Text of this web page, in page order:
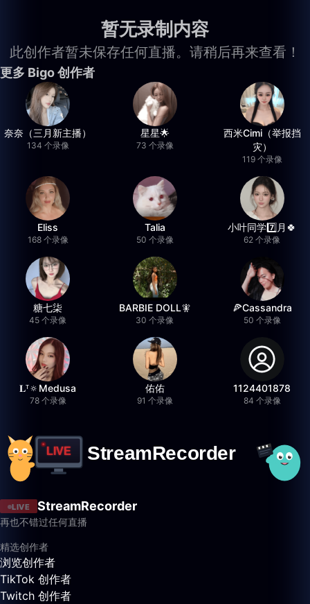
暂无录制内容
此创作者暂未保存任何直播。请稍后再来查看！
更多 Bigo 创作者
奈奈（三月新主播）
134 个录像
星星🌟
73 个录像
西米Cimi（举报挡
灾）
119 个录像
Eliss
168 个录像
Talia
50 个录像
小叶同学7️⃣月🍀
62 个录像
糖七柒
45 个录像
BARBIE DOLL🧚
30 个录像
🍕Cassandra
50 个录像
𝐋ᵀ🔅Medusa
78 个录像
佑佑
91 个录像
1124401878
84 个录像
LIVE StreamRecorder
再也不错过任何直播
精选创作者
浏览创作者
TikTok 创作者
Twitch 创作者